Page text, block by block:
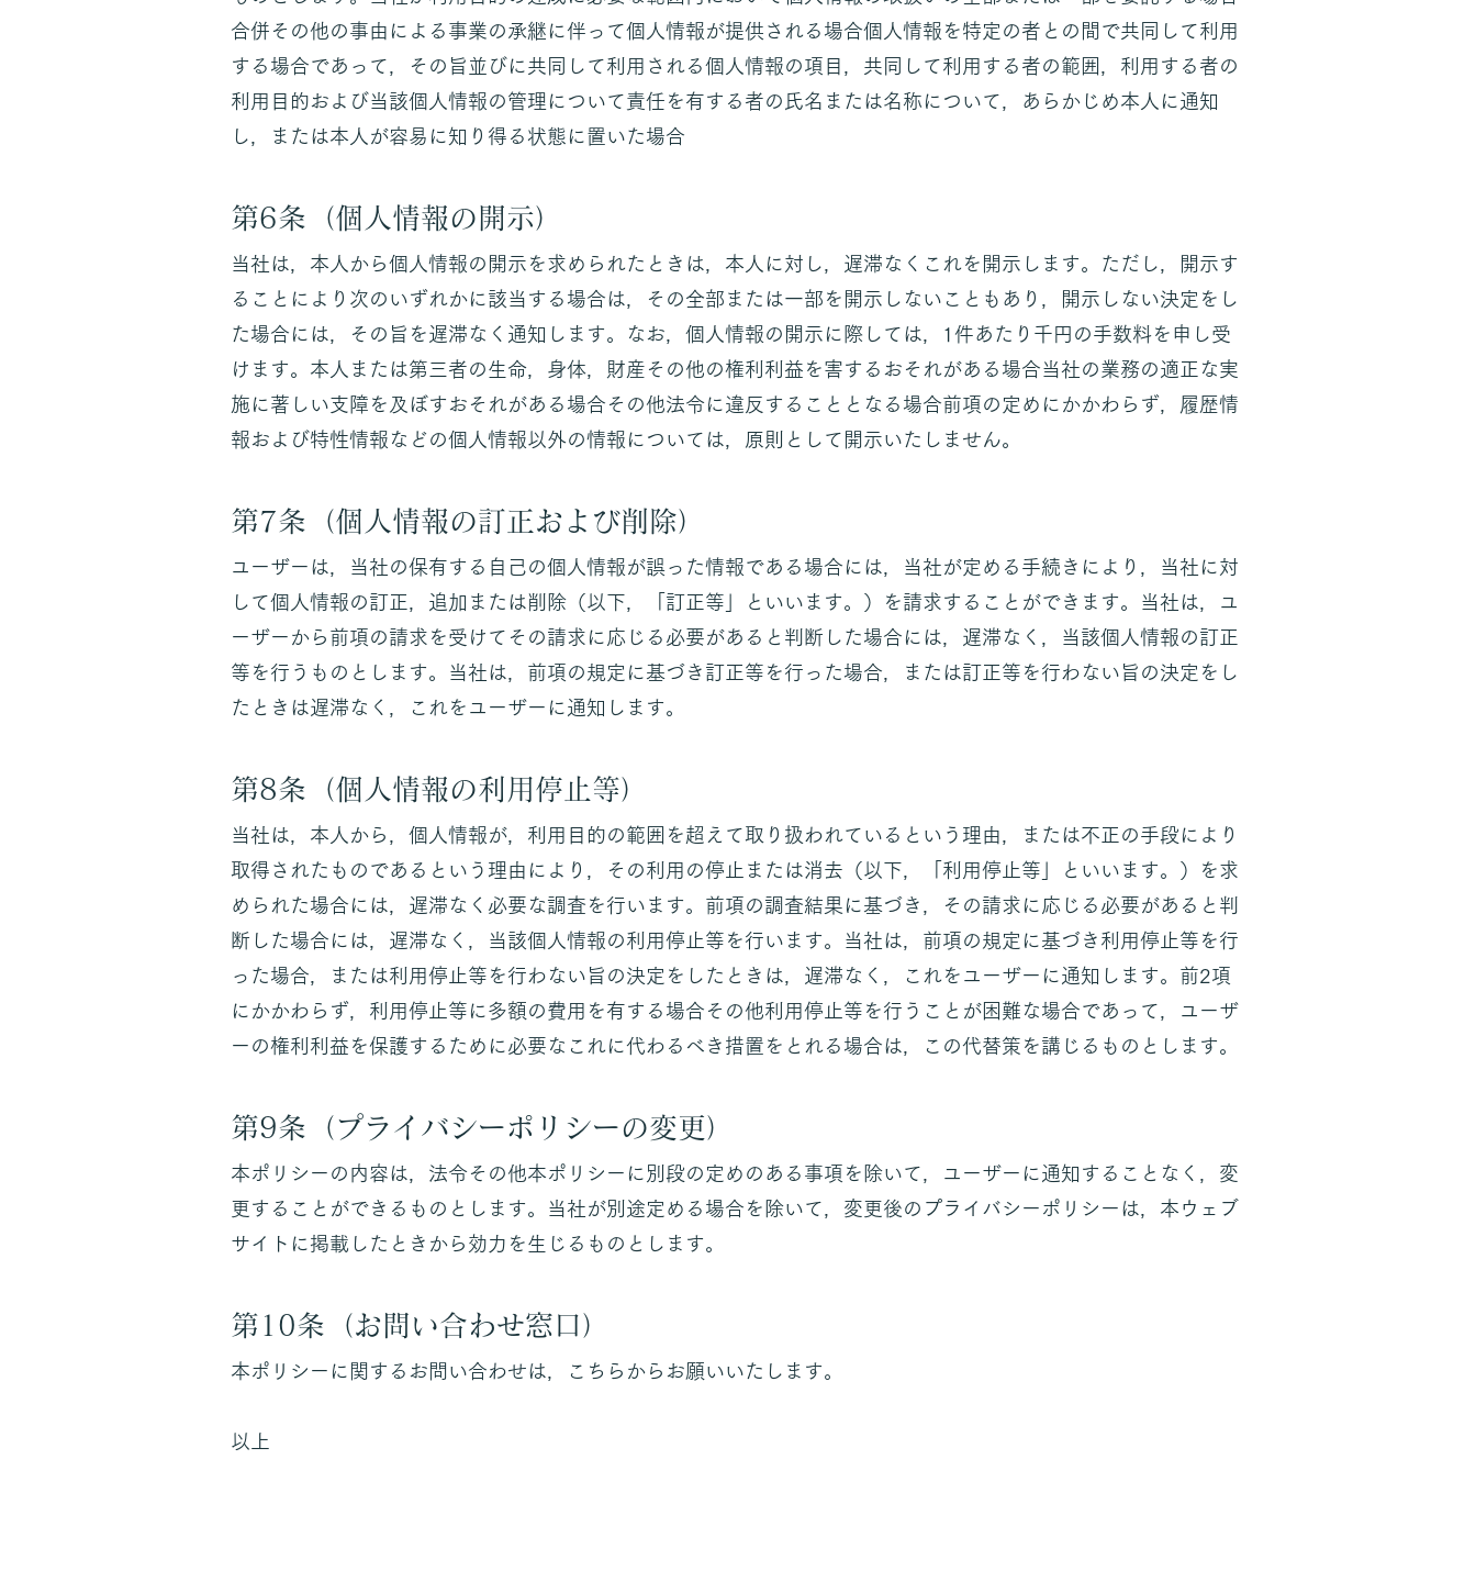
合併その他の事由による事業の承継に伴って個人情報が提供される場合個人情報を特定の者との間で共同して利用
する場合であって，その旨並びに共同して利用される個人情報の項目，共同して利用する者の範囲，利用する者の
利用目的および当該個人情報の管理について責任を有する者の氏名または名称について，あらかじめ本人に通知
し，または本人が容易に知り得る状態に置いた場合
第6条（個人情報の開示）
当社は，本人から個人情報の開示を求められたときは，本人に対し，遅滞なくこれを開示します。ただし，開示す
ることにより次のいずれかに該当する場合は，その全部または一部を開示しないこともあり，開示しない決定をし
た場合には，その旨を遅滞なく通知します。なお，個人情報の開示に際しては，1件あたり千円の手数料を申し受
けます。本人または第三者の生命，身体，財産その他の権利利益を害するおそれがある場合当社の業務の適正な実
施に著しい支障を及ぼすおそれがある場合その他法令に違反することとなる場合前項の定めにかかわらず，履歴情
報および特性情報などの個人情報以外の情報については，原則として開示いたしません。
第7条（個人情報の訂正および削除）
ユーザーは，当社の保有する自己の個人情報が誤った情報である場合には，当社が定める手続きにより，当社に対
して個人情報の訂正，追加または削除（以下，「訂正等」といいます。）を請求することができます。当社は，ユ
ーザーから前項の請求を受けてその請求に応じる必要があると判断した場合には，遅滞なく，当該個人情報の訂正
等を行うものとします。当社は，前項の規定に基づき訂正等を行った場合，または訂正等を行わない旨の決定をし
たときは遅滞なく，これをユーザーに通知します。
第8条（個人情報の利用停止等）
当社は，本人から，個人情報が，利用目的の範囲を超えて取り扱われているという理由，または不正の手段により
取得されたものであるという理由により，その利用の停止または消去（以下，「利用停止等」といいます。）を求
められた場合には，遅滞なく必要な調査を行います。前項の調査結果に基づき，その請求に応じる必要があると判
断した場合には，遅滞なく，当該個人情報の利用停止等を行います。当社は，前項の規定に基づき利用停止等を行
った場合，または利用停止等を行わない旨の決定をしたときは，遅滞なく，これをユーザーに通知します。前2項
にかかわらず，利用停止等に多額の費用を有する場合その他利用停止等を行うことが困難な場合であって，ユーザ
ーの権利利益を保護するために必要なこれに代わるべき措置をとれる場合は，この代替策を講じるものとします。
第9条（プライバシーポリシーの変更）
本ポリシーの内容は，法令その他本ポリシーに別段の定めのある事項を除いて，ユーザーに通知することなく，変
更することができるものとします。当社が別途定める場合を除いて，変更後のプライバシーポリシーは，本ウェブ
サイトに掲載したときから効力を生じるものとします。
第10条（お問い合わせ窓口）
本ポリシーに関するお問い合わせは，こちらからお願いいたします。​​
以上